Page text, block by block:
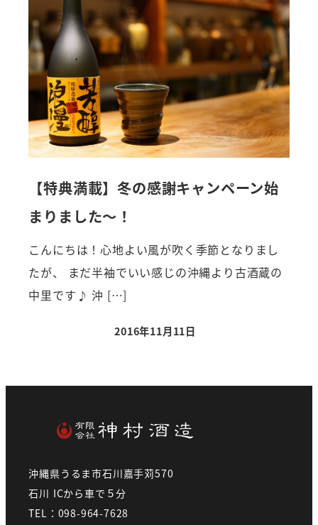
【特典満載】冬の感謝キャンペーン始
まりました～！
こんにちは！心地よい風が吹く季節となりまし
たが、 まだ半袖でいい感じの沖縄より古酒蔵の
中里です♪ 沖 […]
2016年11月11日
沖縄県うるま市石川嘉手苅570
石川 ICから車で５分
TEL：098-964-7628